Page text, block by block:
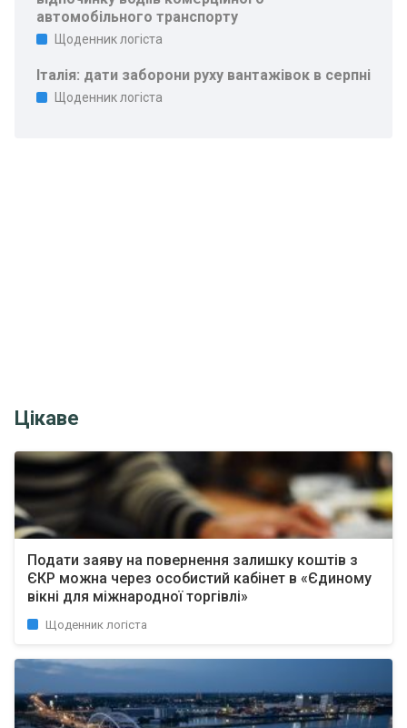
автомобільного транспорту
Щоденник логіста
Італія: дати заборони руху вантажівок в серпні
Щоденник логіста
Цікаве
Подати заяву на повернення залишку коштів з
ЄКР можна через особистий кабінет в «Єдиному
вікні для міжнародної торгівлі»
Щоденник логіста